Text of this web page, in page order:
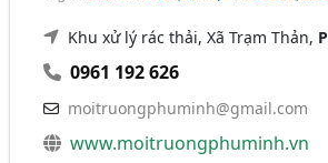
Khu xử lý rác thải, Xã Trạm Thản,
0961 192 626
moitruongphuminh@gmail.com
www.moitruongphuminh.vn